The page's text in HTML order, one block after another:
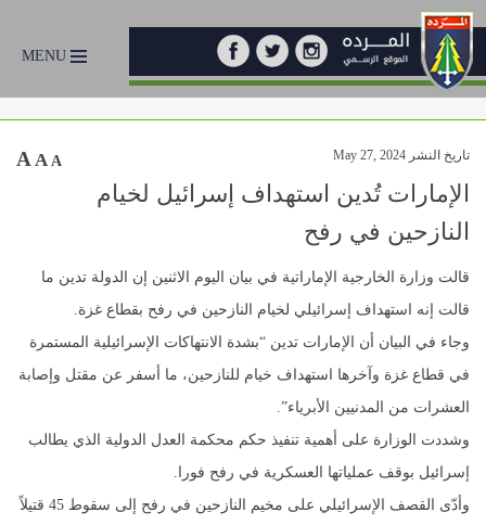
MENU
تاريخ النشر May 27, 2024 A A A
الإمارات تُدين استهداف إسرائيل لخيام
النازحين في رفح
قالت وزارة الخارجية الإماراتية في بيان اليوم الاثنين إن الدولة تدين ما
قالت إنه استهداف إسرائيلي لخيام النازحين في رفح بقطاع غزة.
وجاء في البيان أن الإمارات تدين “بشدة الانتهاكات الإسرائيلية المستمرة
في قطاع غزة وآخرها استهداف خيام للنازحين، ما أسفر عن مقتل وإصابة
العشرات من المدنيين الأبرياء”.
وشددت الوزارة على أهمية تنفيذ حكم محكمة العدل الدولية الذي يطالب
إسرائيل بوقف عملياتها العسكرية في رفح فورا.
وأدّى القصف الإسرائيلي على مخيم النازحين في رفح إلى سقوط 45 قتيلاً